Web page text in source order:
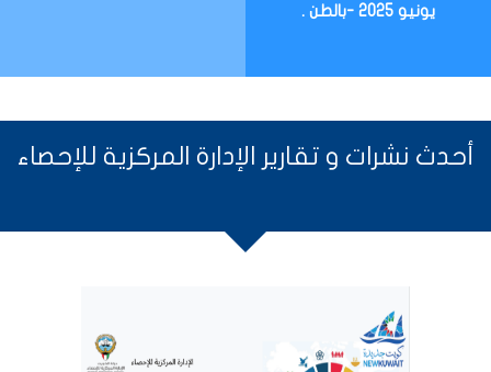
يونيو 2025 -بالطن .
أحدث نشرات و تقارير الإدارة المركزية للإحصاء